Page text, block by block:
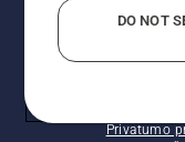
"Husqvarna
Privatumo
DO NOT